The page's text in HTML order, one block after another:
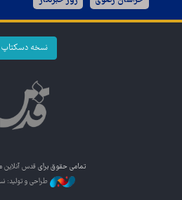
نسخه دسکتاپ
تمامی حقوق برای قدس آنلاین
طراحی و تولید: